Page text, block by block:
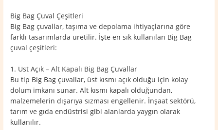
Big Bag Çuval Çeşitleri
Big Bag çuvallar, taşıma ve depolama ihtiyaçlarına göre
farklı tasarımlarda üretilir. İşte en sık kullanılan Big Bag
çuval çeşitleri:
1. Üst Açık – Alt Kapalı Big Bag Çuvallar
Bu tip Big Bag çuvallar, üst kısmı açık olduğu için kolay
dolum imkanı sunar. Alt kısmı kapalı olduğundan,
malzemelerin dışarıya sızması engellenir. İnşaat sektörü,
tarım ve gıda endüstrisi gibi alanlarda yaygın olarak
kullanılır.